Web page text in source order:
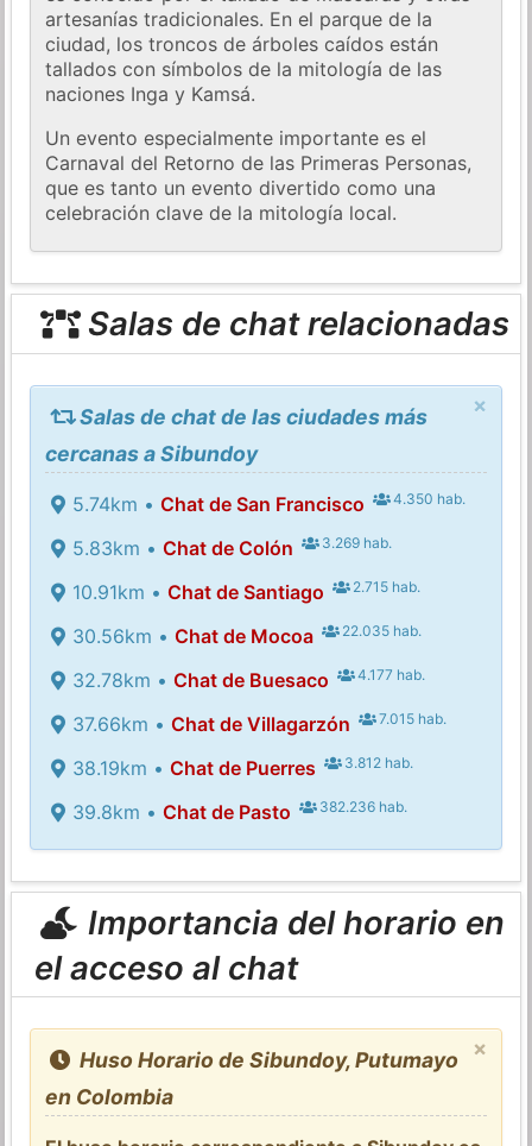
artesanías tradicionales. En el parque de la
ciudad, los troncos de árboles caídos están
tallados con símbolos de la mitología de las
naciones Inga y Kamsá.
Un evento especialmente importante es el
Carnaval del Retorno de las Primeras Personas,
que es tanto un evento divertido como una
celebración clave de la mitología local.
Salas de chat relacionadas
×
Salas de chat de las ciudades más
cercanas a Sibundoy
5.74km • Chat de San Francisco 4.350 hab.
5.83km • Chat de Colón 3.269 hab.
10.91km • Chat de Santiago 2.715 hab.
30.56km • Chat de Mocoa 22.035 hab.
32.78km • Chat de Buesaco 4.177 hab.
37.66km • Chat de Villagarzón 7.015 hab.
38.19km • Chat de Puerres 3.812 hab.
39.8km • Chat de Pasto 382.236 hab.
Importancia del horario en
el acceso al chat
×
Huso Horario de Sibundoy, Putumayo
en Colombia